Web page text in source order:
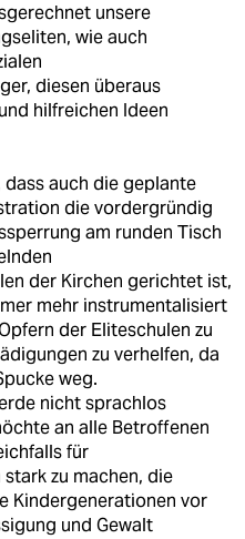
unsere
wie auch
diesen überaus
hilfreichen Ideen
dass auch die geplante
die vordergründig
am runden Tisch
der Kirchen gerichtet ist,
mehr instrumentalisiert
der Eliteschulen zu
zu verhelfen, da
weg.
nicht sprachlos
an alle Betroffenen
für
zu machen, die
Kindergenerationen vor
und Gewalt